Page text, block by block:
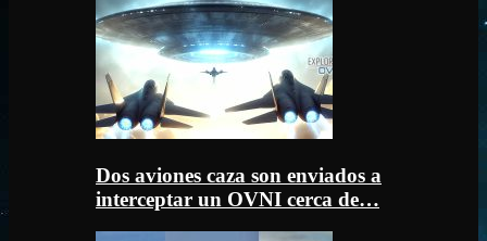
Dos aviones caza son enviados a
interceptar un OVNI cerca de…